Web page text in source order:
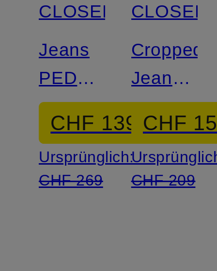
CLOSED
Jeans
PEDAL
PUSHER
CHF 139
Ursprünglich:
CHF 269
CLOSED
Cropped
Jeans
PEDAL
PUSHER
CHF
CHF 209